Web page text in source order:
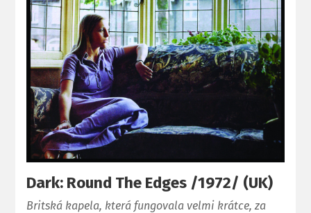
Dark: Round The Edges /1972/ (UK)
Britská kapela, která fungovala velmi krátce, za